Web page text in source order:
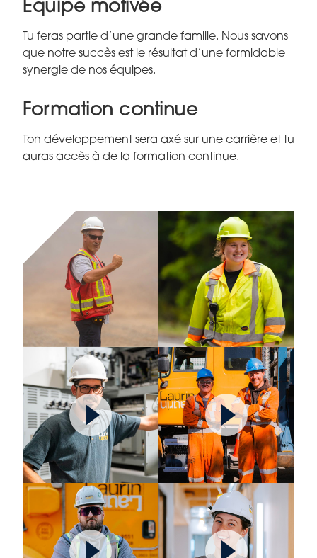
Équipe motivée
Tu feras partie d’une grande famille. Nous savons
que notre succès est le résultat d’une formidable
synergie de nos équipes.
Formation continue
Ton développement sera axé sur une carrière et tu
auras accès à de la formation continue.